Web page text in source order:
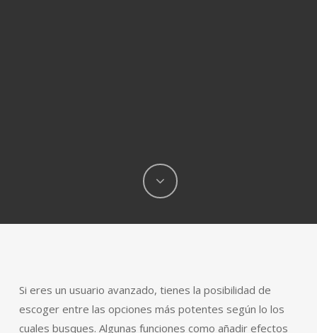
Si eres un usuario avanzado, tienes la posibilidad de
escoger entre las opciones más potentes según lo los
cuales busques. Algunas funciones como añadir efectos